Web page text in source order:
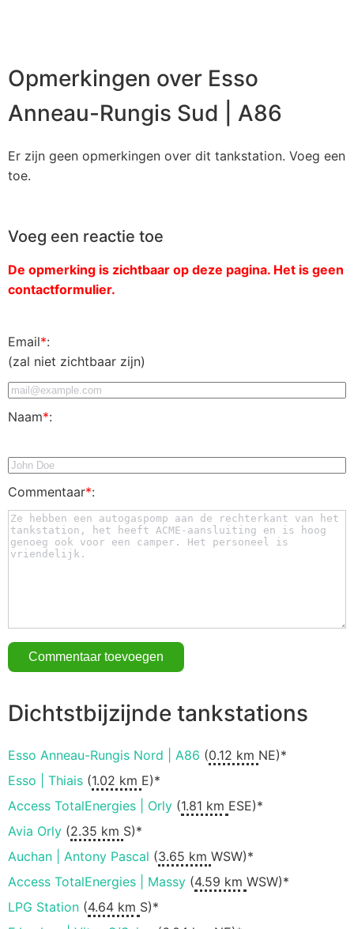
Opmerkingen over Esso
Anneau-Rungis Sud | A86
Er zijn geen opmerkingen over dit tankstation. Voeg een
toe.
Voeg een reactie toe
De opmerking is zichtbaar op deze pagina. Het is geen
contactformulier.
Email*:
(zal niet zichtbaar zijn)
Naam*:
Commentaar*:
Dichtstbijzijnde tankstations
Esso Anneau-Rungis Nord | A86 (0.12 km NE)*
Esso | Thiais (1.02 km E)*
Access TotalEnergies | Orly (1.81 km ESE)*
Avia Orly (2.35 km S)*
Auchan | Antony Pascal (3.65 km WSW)*
Access TotalEnergies | Massy (4.59 km WSW)*
LPG Station (4.64 km S)*